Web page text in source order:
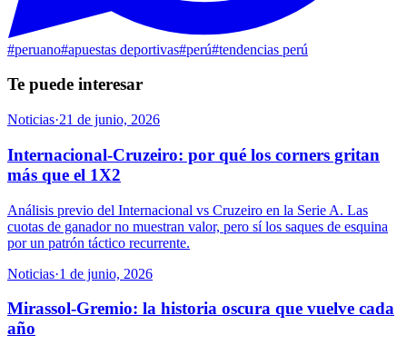
#peruano#apuestas deportivas#perú#tendencias perú
Te puede interesar
Noticias·21 de junio, 2026
Internacional-Cruzeiro: por qué los corners gritan
más que el 1X2
Análisis previo del Internacional vs Cruzeiro en la Serie A. Las
cuotas de ganador no muestran valor, pero sí los saques de esquina
por un patrón táctico recurrente.
Noticias·1 de junio, 2026
Mirassol-Gremio: la historia oscura que vuelve cada
año